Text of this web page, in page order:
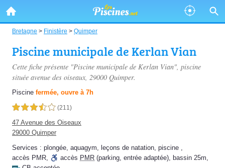
Bretagne > Finistère > Quimper
Piscine municipale de Kerlan Vian
Cette fiche présente "Piscine municipale de Kerlan Vian", piscine
située avenue des oiseaux, 29000 Quimper.
Piscine fermée, ouvre à 7h
3,5 étoiles sur 5 (211)
47 Avenue des Oiseaux
29000 Quimper
Services : plongée, aquagym, leçons de natation, piscine ,
accès PMR, accès PMR (parking, entrée adaptée), bassin 25m,